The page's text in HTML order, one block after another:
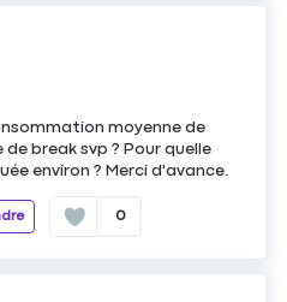
moyenne de
break svp ? Pour quelle
environ ? Merci d'avance.
0